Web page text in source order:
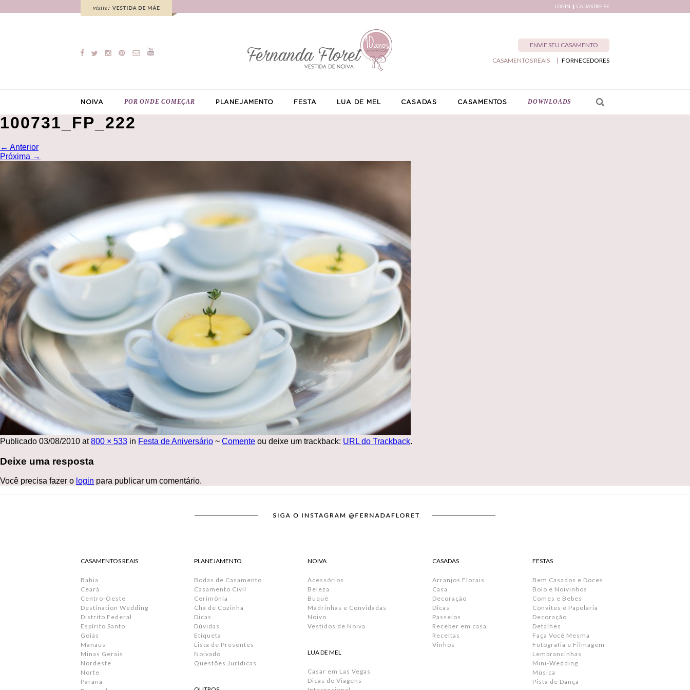
LOGIN CADASTRE-SE
ENVIE SEU CASAMENTO
FORNECEDORES
CASAMENTOS REAIS
NOIVA POR ONDE COMEÇAR PLANEJAMENTO FESTA LUA DE MEL CASADAS CASAMENTOS DOWNLOADS
100731_FP_222
← Anterior
Próxima →
Publicado 03/08/2010 at800 × 533 in Festa de Aniversário ~ Comente ou deixe um trackback: URL do Trackback.
Deixe uma resposta
Você precisa fazer o login para publicar um comentário.
CASAMENTOS REAIS
Bahia
Ceará
Centro-Oeste
Destination Wedding
Distrito Federal
Espírito Santo
Goiás
Manaus
Minas Gerais
Nordeste
Norte
Paraná
PLANEJAMENTO
Bodas de Casamento
Casamento Civil
Cerimônia
Chá de Cozinha
Dicas
Dúvidas
Etiqueta
Lista de Presentes
Noivado
Questões Jurídicas
NOIVA
Acessórios
Beleza
Buquê
Madrinhas e Convidadas
Noivo
Vestidos de Noiva
LUA DE MEL
Casar em Las Vegas
Dicas de Viagens
CASADAS
Arranjos Florais
Casa
Decoração
Dicas
Passeios
Receber em casa
Receitas
Vinhos
FESTAS
Bem Casados e Doces
Bolo e Noivinhos
Comes e Bebes
Convites e Papelaria
Decoração
Detalhes
Faça Você Mesma
Fotografia e Filmagem
Lembrancinhas
Mini-Wedding
Música
Pista de Dança